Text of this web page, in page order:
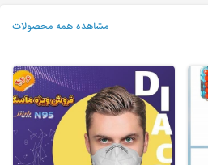
مشاهده همه محصولات